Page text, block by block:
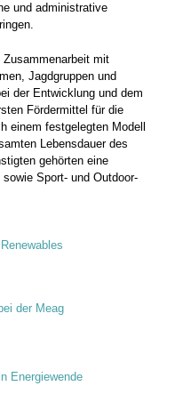
und administrative
mit
Jagdgruppen und
der Entwicklung und dem
Fördermittel für die
einem festgelegten Modell
Lebensdauer des
gehörten eine
Sport- und Outdoor-
der Meag
Energiewende